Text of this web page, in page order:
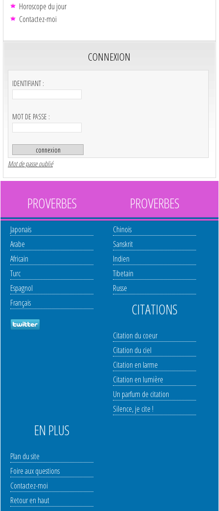
Horoscope du jour
Contactez-moi
CONNEXION
IDENTIFIANT :
MOT DE PASSE :
Mot de passe oublié
PROVERBES
Japonais
Arabe
Africain
Turc
Espagnol
Français
PROVERBES
Chinois
Sanskrit
Indien
Tibetain
Russe
CITATIONS
Citation du coeur
Citation du ciel
Citation en larme
Citation en lumière
Un parfum de citation
Silence, je cite !
EN PLUS
Plan du site
Foire aux questions
Contactez-moi
Retour en haut